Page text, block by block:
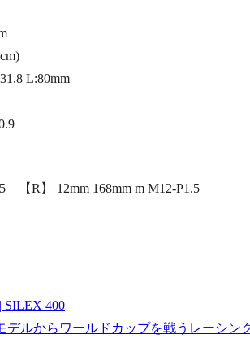
L:80mm
【R】 12mm 168mm m M12-P1.5
SILEX 400
ルからワールドカップを戦うレーシン